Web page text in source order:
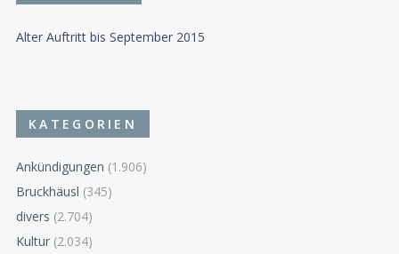
Alter Auftritt bis September 2015
KATEGORIEN
Ankündigungen (1.906)
Bruckhäusl (345)
divers (2.704)
Kultur (2.034)